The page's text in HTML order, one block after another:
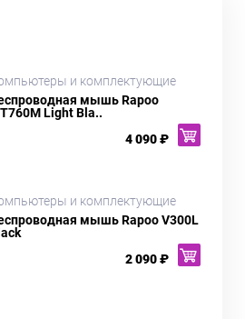
и комплектующие
мышь Rapoo
Light Bla..
4 090 ₽
и комплектующие
мышь Rapoo V300L
2 090 ₽